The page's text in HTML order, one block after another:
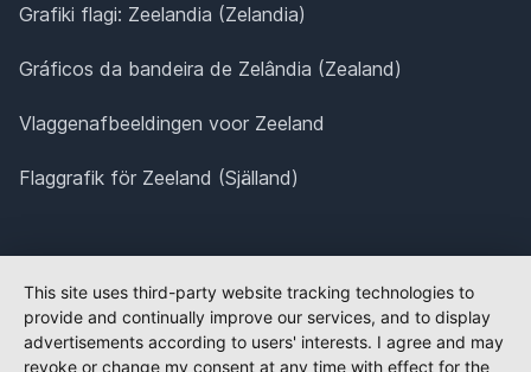
Grafiki flagi: Zeelandia (Zelandia)
Gráficos da bandeira de Zelândia (Zealand)
Vlaggenafbeeldingen voor Zeeland
Flaggrafik för Zeeland (Själland)
This site uses third-party website tracking technologies to
provide and continually improve our services, and to display
advertisements according to users' interests. I agree and may
revoke or change my consent at any time with effect for the